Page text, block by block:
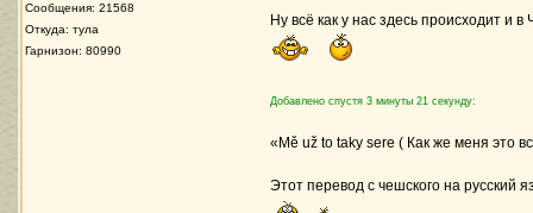
Сообщения: 21568
Откуда: тула
Гарнизон: 80990
Ну всё как у нас здесь происходит и
Добавлено спустя 3 минуты 21 секунду:
«Mě už to taky sere ( Как же меня это
Этот перевод с чешского на русский